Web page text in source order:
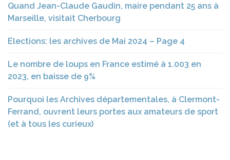
Quand Jean-Claude Gaudin, maire pendant 25 ans à
Marseille, visitait Cherbourg
Elections: les archives de Mai 2024 – Page 4
Le nombre de loups en France estimé à 1.003 en
2023, en baisse de 9%
Pourquoi les Archives départementales, à Clermont-
Ferrand, ouvrent leurs portes aux amateurs de sport
(et à tous les curieux)